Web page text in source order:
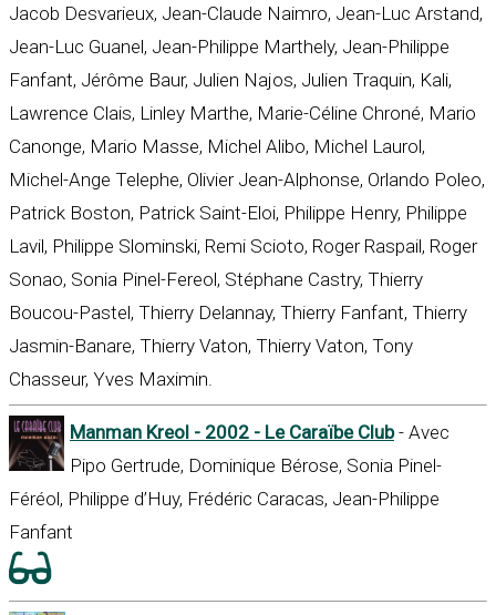
Jacob Desvarieux, Jean-Claude Naimro, Jean-Luc Arstand,
Jean-Luc Guanel, Jean-Philippe Marthely, Jean-Philippe
Fanfant, Jérôme Baur, Julien Najos, Julien Traquin, Kali,
Lawrence Clais, Linley Marthe, Marie-Céline Chroné, Mario
Canonge, Mario Masse, Michel Alibo, Michel Laurol,
Michel-Ange Telephe, Olivier Jean-Alphonse, Orlando Poleo,
Patrick Boston, Patrick Saint-Eloi, Philippe Henry, Philippe
Lavil, Philippe Slominski, Remi Scioto, Roger Raspail, Roger
Sonao, Sonia Pinel-Fereol, Stéphane Castry, Thierry
Boucou-Pastel, Thierry Delannay, Thierry Fanfant, Thierry
Jasmin-Banare, Thierry Vaton, Thierry Vaton, Tony
Chasseur, Yves Maximin.
Manman Kreol - 2002 - Le Caraïbe Club- Avec
Pipo Gertrude, Dominique Bérose, Sonia Pinel-
Féréol, Philippe d’Huy, Frédéric Caracas, Jean-Philippe
Fanfant